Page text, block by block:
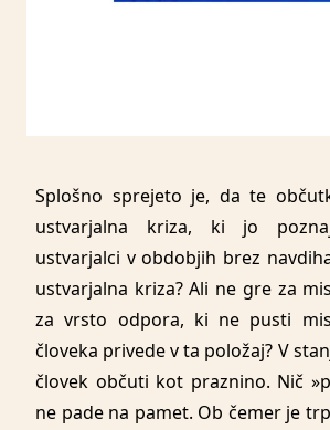
Splošno sprejeto je, da te
ustvarjalna kriza, ki jo
ustvarjalci v obdobjih brez
ustvarjalna kriza? Ali ne gre za
za vrsto odpora, ki ne pusti
človeka privede v ta položaj? V
človek občuti kot praznino. Nič
ne pade na pamet. Ob čemer je